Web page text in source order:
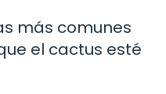
más comunes
el cactus esté